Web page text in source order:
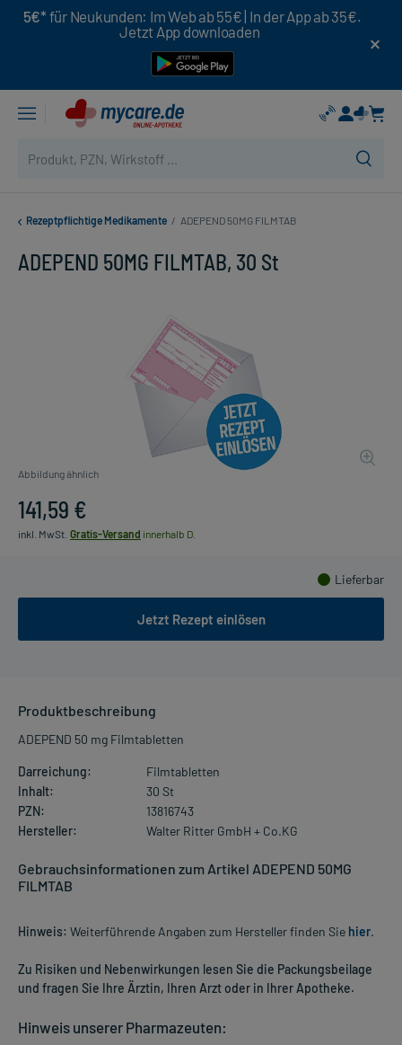
5€* für Neukunden: Im Web ab 55€ | In der App ab 35€.
Jetzt App downloaden
Rezeptpflichtige Medikamente / ADEPEND 50MG FILMTAB
ADEPEND 50MG FILMTAB, 30 St
Abbildung ähnlich
141,59 €
inkl. MwSt. Gratis-Versand innerhalb D.
Lieferbar
Jetzt Rezept einlösen
Produktbeschreibung
ADEPEND 50 mg Filmtabletten
Darreichung:
Filmtabletten
Inhalt:
30 St
PZN:
13816743
Hersteller:
Walter Ritter GmbH + Co.KG
Gebrauchsinformationen zum Artikel ADEPEND 50MG
FILMTAB
Hinweis: Weiterführende Angaben zum Hersteller finden Sie hier.
Zu Risiken und Nebenwirkungen lesen Sie die Packungsbeilage
und fragen Sie Ihre Ärztin, Ihren Arzt oder in Ihrer Apotheke.
Hinweis unserer Pharmazeuten: